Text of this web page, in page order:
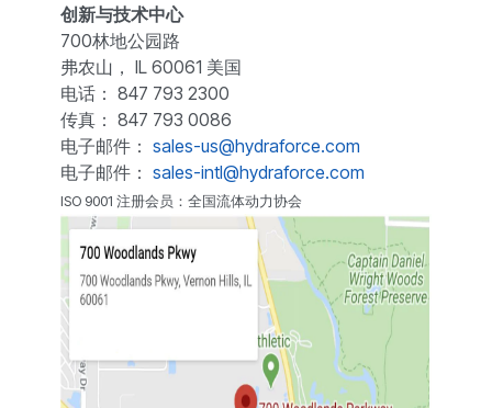
创新与技术中心
700林地公园路
弗农山， IL 60061 美国
电话： 847 793 2300
传真： 847 793 0086
电子邮件： sales-us@hydraforce.com
电子邮件： sales-intl@hydraforce.com
ISO 9001 注册会员：全国流体动力协会